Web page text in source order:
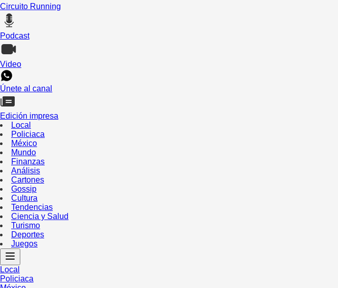
Circuito Running
Podcast
Video
Únete al canal
Edición impresa
Local
Policiaca
México
Mundo
Finanzas
Análisis
Cartones
Gossip
Cultura
Tendencias
Ciencia y Salud
Turismo
Deportes
Juegos
Local
Policiaca